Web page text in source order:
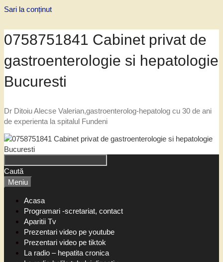
Sari la conținut
0758751841 Cabinet privat de
gastroenterologie si hepatologie
Bucuresti
Dr Ditoiu Alecse Valerian,gastroenterolog-hepatolog cu 30 de ani
de experienta la spitalul Fundeni
Caută
Meniu
Acasa
Programari -scretariat, contact
Aparitii Tv
Prezentari video pe youtube
Prezentari video pe tiktok
La radio – hepatita cronica